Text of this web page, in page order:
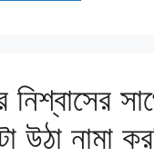
নিশ্বাসের
উঠা নামা